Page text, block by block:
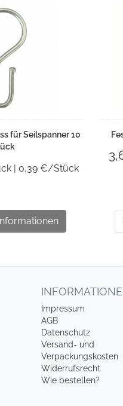
für Seilspanner 10
| 0,39 €/Stück
Impressum
AGB
Datenschutz
Versand- und
Verpackungskosten
Widerrufsrecht
Wie bestellen?